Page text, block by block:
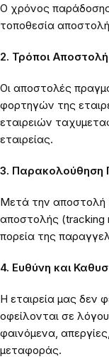
Ο χρόνος
τοποθεσία
2. Τρόποι
Οι αποστολές
φορτηγών της
εταιρειών
εταιρείας.
3. Παρακολούθηση
Μετά την αποστολή
αποστολής (tracking
πορεία της
4. Ευθύνη και
Η εταιρεία μας δεν
οφείλονται σε
φαινόμενα,
μεταφοράς.